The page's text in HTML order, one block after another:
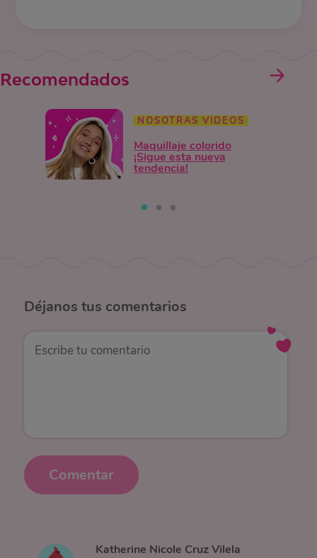
Recomendados
NOSOTRAS VIDEOS
Maquillaje colorido
¡Sigue esta nueva
tendencia!
Déjanos tus comentarios
Comentar
Katherine Nicole Cruz Vilela